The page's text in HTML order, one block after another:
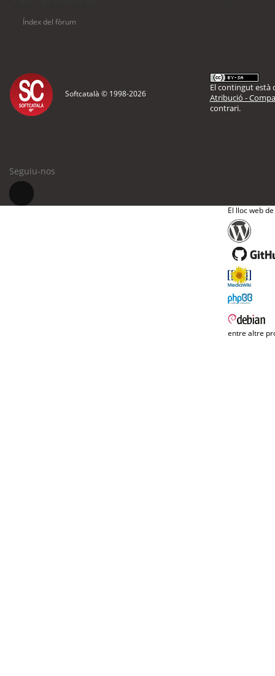
Índex del fòrum
Softcatalà © 1998-2026
El contingut està
Atribució -
contrari.
Seguiu-nos
El lloc web
entre altre